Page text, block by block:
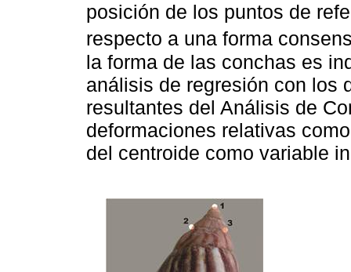
posición de los puntos de
respecto a una forma
la forma de las conchas es
análisis de regresión con los
resultantes del Análisis de
deformaciones relativas
del centroide como variable